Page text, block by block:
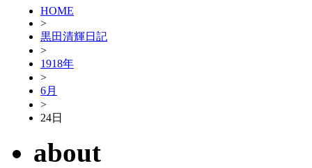
HOME
>
黒田清輝日記
>
1918年
>
6月
>
24日
about